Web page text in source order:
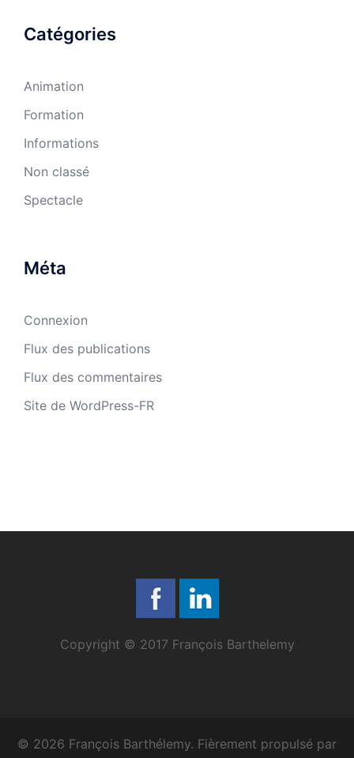
Catégories
Animation
Formation
Informations
Non classé
Spectacle
Méta
Connexion
Flux des publications
Flux des commentaires
Site de WordPress-FR
Copyright © 2017 François Barthelemy
© 2026 François Barthélemy. Fièrement propulsé par